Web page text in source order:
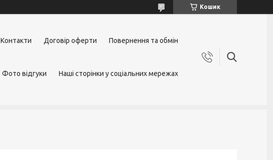
Кошик
Контакти Договір оферти Повернення та обмін
Фото відгуки Наші сторінки у соціальних мережах